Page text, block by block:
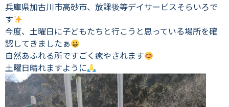
兵庫県加古川市高砂市、放課後等デイサービスそらいろで
す
今度、土曜日に子どもたちと行こうと思っている場所を確
認してきましたぁ
自然あふれる所ですごく癒やされます
土曜日晴れますように